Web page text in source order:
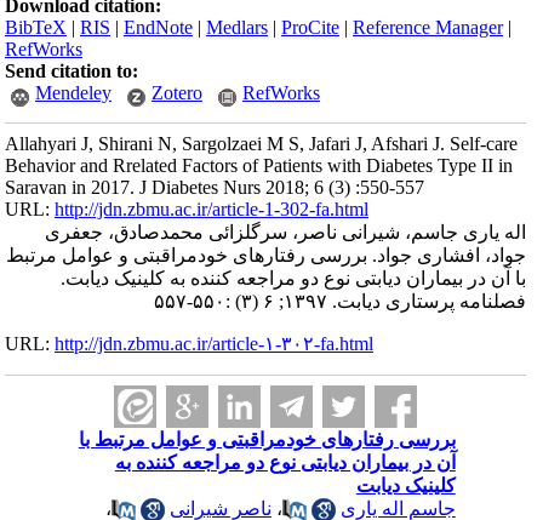
Download citation:
BibTeX |RIS |EndNote |Medlars |ProCite |Reference Manager
RefWorks
Send citation to:
Mendeley
Zotero RefWorks
Allahyari J, Shirani N, Sargolzaei M S, Jafari J, Afshari J. Self-care
Behavior and Rrelated Factors of Patients with Diabetes Type II in
Saravan in 2017. J Diabetes Nurs 2018; 6 (3) :550-557
URL:http://jdn.zbmu.ac.ir/article-1-302-fa.html
اله یاری جاسم، شیرانی ناصر، سرگلزائی محمدصادق، جعفری
جواد، افشاری جواد. بررسی رفتارهای خودمراقبتی و عوامل مرتبط
با آن در بیماران دیابتی نوع دو مراجعه کننده به کلینیک دیابت.
فصلنامه پرستاری دیابت. ۱۳۹۷; ۶ (۳) :۵۵۰-۵۵۷
URL:http://jdn.zbmu.ac.ir/article-۱-۳۰۲-fa.html
بررسی رفتارهای خودمراقبتی و عوامل مرتبط با
آن در بیماران دیابتی نوع دو مراجعه کننده به
کلینیک دیابت
جاسم اله یاری
،ناصر شیرانی
،